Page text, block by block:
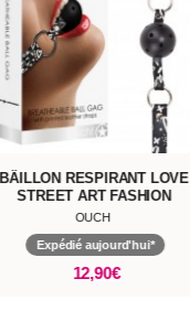
BÂILLON RESPIRANT LOVE
STREET ART FASHION
OUCH
Expédié aujourd'hui*
12,90€